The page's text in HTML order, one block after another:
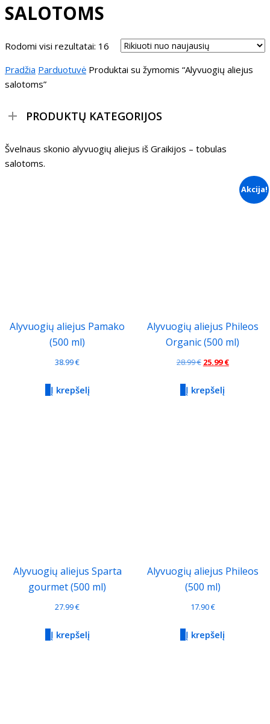
SALOTOMS
Rodomi visi rezultatai: 16 Rūšiuojama
naujausią
Pradžia Parduotuvė Produktai su žymomis “Alyvuogių aliejus
salotoms”
PRODUKTŲ KATEGORIJOS
Švelnaus skonio alyvuogių aliejus iš Graikijos – tobulas
salotoms.
Alyvuogių aliejus Pamako
(500 ml)
38.99€
Į krepšelį
Akcija!
Alyvuogių aliejus Phileos
Organic (500 ml)
28.99€ Original
was:
25.99€Current
Į krepšelį
Alyvuogių aliejus Sparta
gourmet (500 ml)
27.99€
Į krepšelį
Alyvuogių aliejus Phileos
(500 ml)
17.90€
Į krepšelį